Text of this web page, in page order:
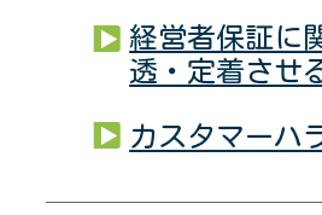
経営者保証に
透・定着させ
カスタマーハ